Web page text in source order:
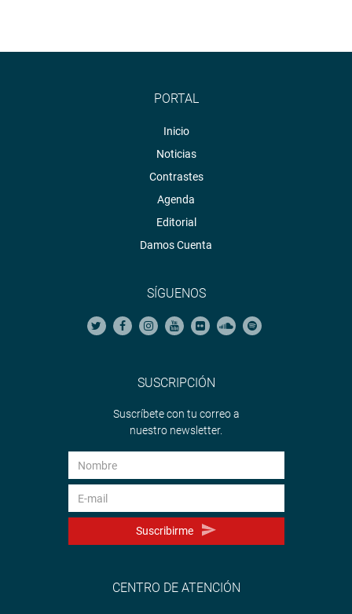
PORTAL
Inicio
Noticias
Contrastes
Agenda
Editorial
Damos Cuenta
SÍGUENOS
SUSCRIPCIÓN
Suscríbete con tu correo a
nuestro newsletter.
Suscribirme
CENTRO DE ATENCIÓN